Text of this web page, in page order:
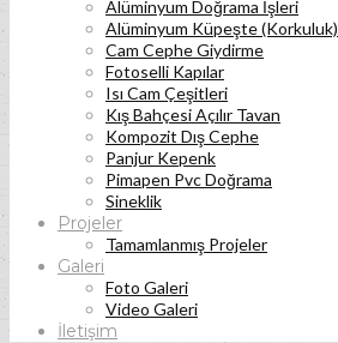
Alüminyum Doğrama İşleri
Alüminyum Küpeşte (Korkuluk)
Cam Cephe Giydirme
Fotoselli Kapılar
Isı Cam Çeşitleri
Kış Bahçesi Açılır Tavan
Kompozit Dış Cephe
Panjur Kepenk
Pimapen Pvc Doğrama
Sineklik
Projeler
Tamamlanmış Projeler
Galeri
Foto Galeri
Video Galeri
İletişim